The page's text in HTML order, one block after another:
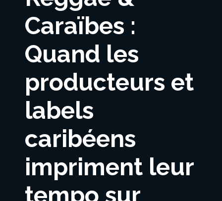
Caraïbes :
Quand les
producteurs et
labels
caribéens
impriment leur
tempo sur